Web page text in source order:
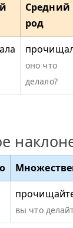
Средний
род
оно что
делало?
вы что